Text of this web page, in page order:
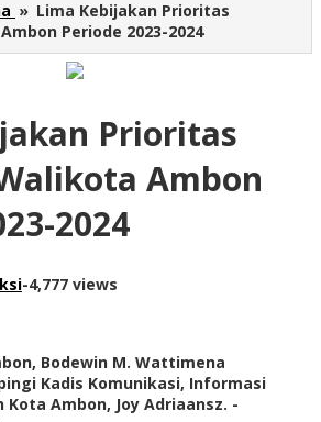
» Lima Kebijakan Prioritas
Periode 2023-2024
Prioritas
Ambon
2024
-4,777 views
Bodewin M. Wattimena
Kadis Komunikasi, Informasi
Kota Ambon, Joy Adriaansz. -